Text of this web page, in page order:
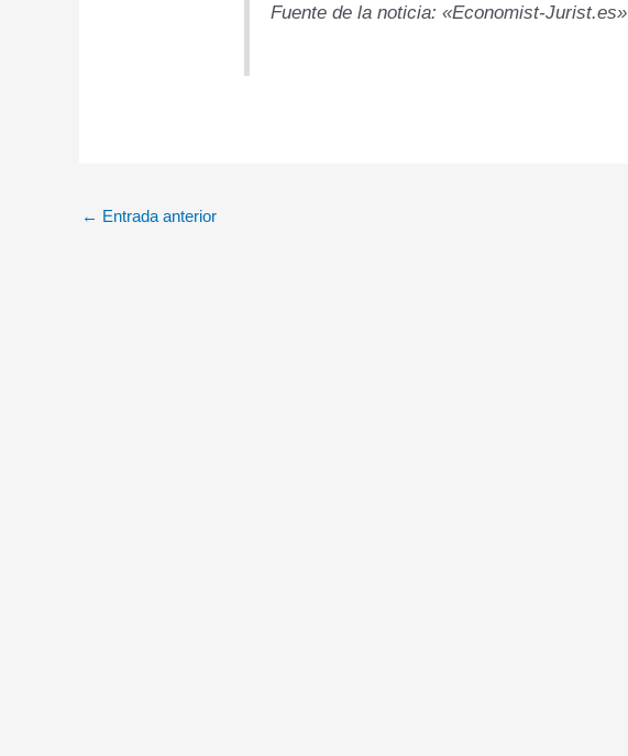
Fuente de la noticia: «Economist-Jurist.es»
← Entrada anterior